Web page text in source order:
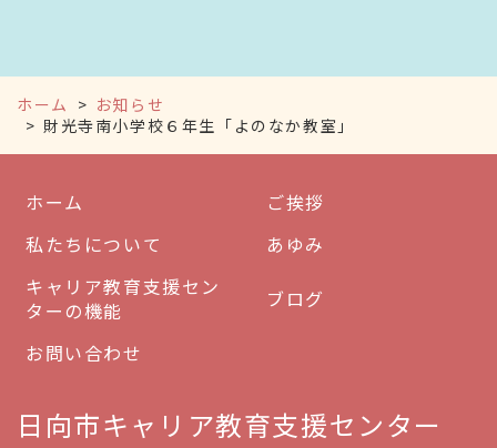
ホーム
お知らせ
財光寺南小学校６年生「よのなか教室」
ホーム
ご挨拶
私たちについて
あゆみ
キャリア教育支援セン
ターの機能
ブログ
お問い合わせ
日向市キャリア教育支援センター